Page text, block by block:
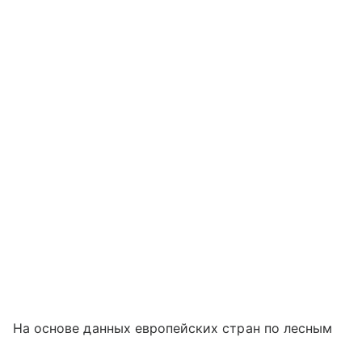
На основе данных европейских стран по лесным